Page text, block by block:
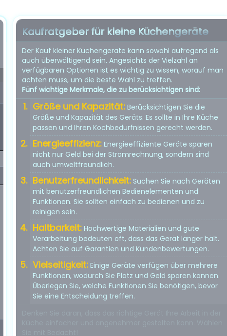
Kaufratgeber für kleine Küchengeräte
Der Kauf kleiner Küchengeräte kann sowohl aufregend als
auch überwältigend sein. Angesichts der Vielzahl an
verfügbaren Optionen ist es wichtig zu wissen, worauf man
achten muss, um die beste Wahl zu treffen.
Fünf wichtige Merkmale, die zu berücksichtigen sind:
Größe und Kapazität: Berücksichtigen Sie die
Größe und Kapazität des Geräts. Es sollte in Ihre Küche
passen und Ihren Kochbedürfnissen gerecht werden.
Energieeffizienz: Energieeffiziente Geräte sparen
nicht nur Geld bei der Stromrechnung, sondern sind
auch umweltfreundlich.
Benutzerfreundlichkeit: Suchen Sie nach Geräten
mit benutzerfreundlichen Bedienelementen und
Funktionen. Sie sollten einfach zu bedienen und zu
reinigen sein.
Haltbarkeit: Hochwertige Materialien und gute
Verarbeitung bedeuten oft, dass das Gerät länger hält.
Achten Sie auf Garantien und Kundenbewertungen.
Vielseitigkeit: Einige Geräte verfügen über mehrere
Funktionen, wodurch Sie Platz und Geld sparen können.
Überlegen Sie, welche Funktionen Sie benötigen, bevor
Sie eine Entscheidung treffen.